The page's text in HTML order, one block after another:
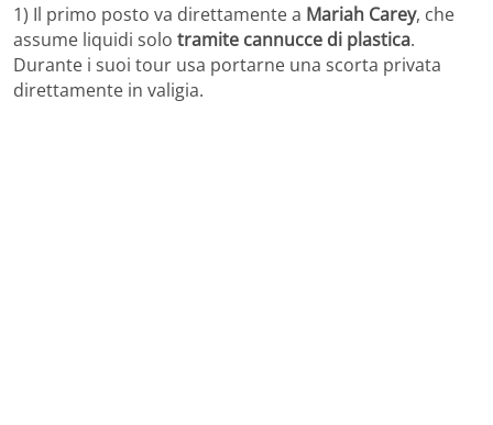
1) Il primo posto va direttamente a Mariah Carey, che
assume liquidi solo tramite cannucce di plastica.
Durante i suoi tour usa portarne una scorta privata
direttamente in valigia.